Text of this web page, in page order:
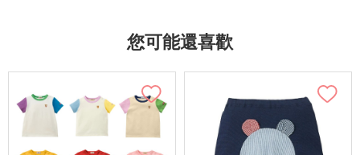
您可能還喜歡